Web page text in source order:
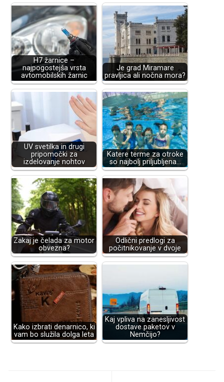
H7 žarnice –
najpogostejša vrsta
avtomobilskih žarnic
Je grad Miramare
pravljica ali nočna mora?
UV svetilka in drugi
pripomočki za
izdelovanje nohtov
Katere terme za otroke
so najbolj priljubljena…
Zakaj je čelada za motor
obvezna?
Odlični predlogi za
počitnikovanje v dvoje
Kako izbrati denarnico, ki
vam bo služila dolga leta
Kaj vpliva na zanesljivost
dostave paketov v
Nemčijo?